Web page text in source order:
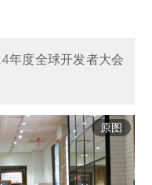
年度全球开发者大会
原图